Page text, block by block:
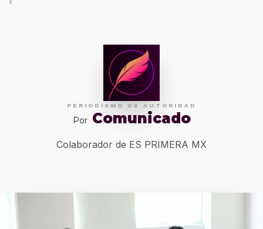
PERIODISMO DE AUTORIDAD
Por Comunicado
Colaborador de ES PRIMERA MX